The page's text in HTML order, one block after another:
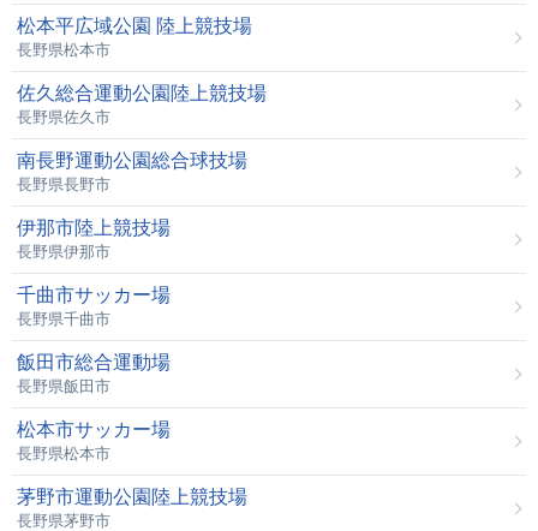
松本平広域公園 陸上競技場
長野県松本市
佐久総合運動公園陸上競技場
長野県佐久市
南長野運動公園総合球技場
長野県長野市
伊那市陸上競技場
長野県伊那市
千曲市サッカー場
長野県千曲市
飯田市総合運動場
長野県飯田市
松本市サッカー場
長野県松本市
茅野市運動公園陸上競技場
長野県茅野市